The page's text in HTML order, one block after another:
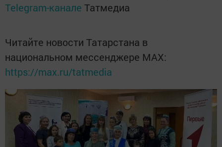
Telegram-канале Татмедиа
Читайте новости Татарстана в
национальном мессенджере MАХ:
https://max.ru/tatmedia